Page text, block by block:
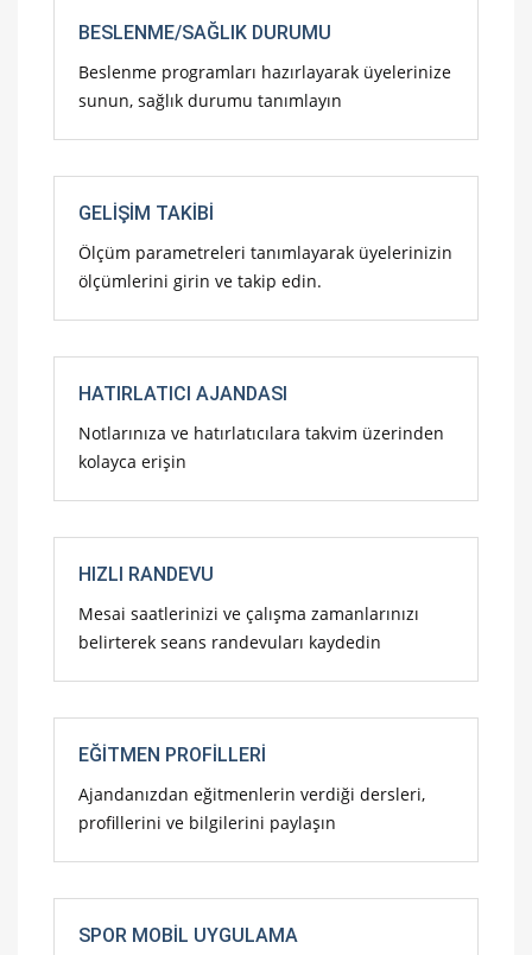
BESLENME/SAĞLIK DURUMU
Beslenme programları hazırlayarak üyelerinize
sunun, sağlık durumu tanımlayın
GELIŞIM TAKIBI
Ölçüm parametreleri tanımlayarak üyelerinizin
ölçümlerini girin ve takip edin.
HATIRLATICI AJANDASI
Notlarınıza ve hatırlatıcılara takvim üzerinden
kolayca erişin
HIZLI RANDEVU
Mesai saatlerinizi ve çalışma zamanlarınızı
belirterek seans randevuları kaydedin
EĞITMEN PROFILLERI
Ajandanızdan eğitmenlerin verdiği dersleri,
profillerini ve bilgilerini paylaşın
SPOR MOBIL UYGULAMA